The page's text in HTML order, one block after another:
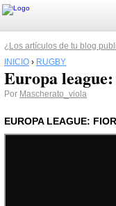
¿Los artículos de tu blog
INICIO › RUGBY
Europa
Por Mascherato_viola
EUROPA LEAGUE: